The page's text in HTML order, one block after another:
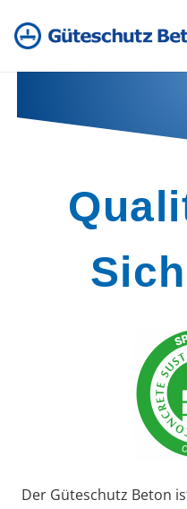
Der Güteschutz Beton